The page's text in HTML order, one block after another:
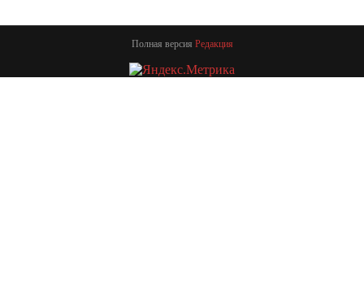
Полная версия Редакция